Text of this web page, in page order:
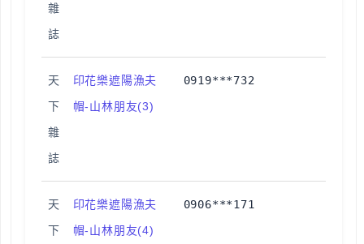
雜
誌
天
下
雜
誌
印花樂遮陽漁夫
帽-山林朋友(3)
0919***732
天
下
印花樂遮陽漁夫
帽-山林朋友(4)
0906***171